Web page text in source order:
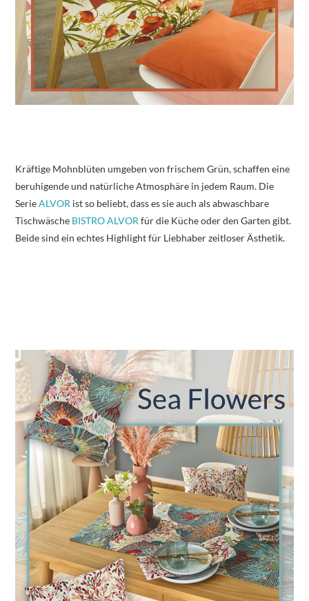
Kräftige Mohnblüten umgeben von frischem Grün, schaffen eine
beruhigende und natürliche Atmosphäre in jedem Raum. Die
SerieALVOR ist so beliebt, dass es sie auch als abwaschbare
Tischwäsche BISTRO ALVORfür die Küche oder den Garten gibt.
Beide sind ein echtes Highlight für Liebhaber zeitloser Ästhetik.